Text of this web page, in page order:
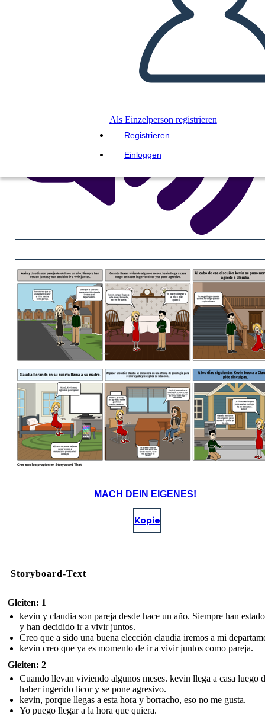
Als Einzelperson registrieren
Registrieren
Einloggen
MACH DEIN EIGENES!
Kopie
Storyboard-Text
Gleiten: 1
kevin y claudia son pareja desde hace un año. Siempre han
y han decidido ir a vivir juntos.
Creo que a sido una buena elección claudia iremos a mi
kevin creo que ya es momento de ir a vivir juntos como pareja.
Gleiten: 2
Cuando llevan viviendo algunos meses. kevin llega a casa luego
haber ingerido licor y se pone agresivo.
kevin, porque llegas a esta hora y borracho, eso no me gusta.
Yo puego llegar a la hora que quiera.